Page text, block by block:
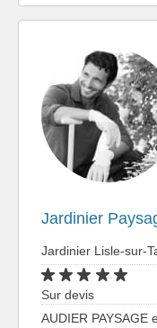
Jardinier
Jardinier Lisle-sur-
Sur devis
AUDIER PAYSAGE